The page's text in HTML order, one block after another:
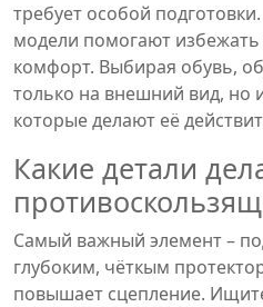
требует особой
модели помогают
комфорт. Выбирая обувь,
только на внешний вид, но
которые делают её
Какие детали
Самый важный элемент –
глубоким, чёткым
повышает сцепление.